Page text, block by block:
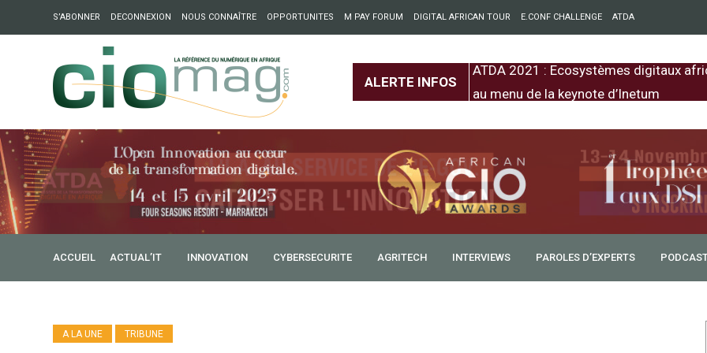
S’ABONNER DECONNEXION NOUS CONNAÎTRE OPPORTUNITES M PAY FORUM DIGITAL AFRICAN TOUR E.CONF CHALLENGE ATDA
ALERTE INFOS
: Partech Shaker lance Chapter54 pour créer des ponts entre l’Europe et
ATDA 2021 : Ecosystèmes digitaux
au menu de la keynote d’Inetum
ACCUEIL ACTUAL’IT INNOVATION CYBERSECURITE AGRITECH INTERVIEWS PAROLES D’EXPERTS
A LA UNE TRIBUNE